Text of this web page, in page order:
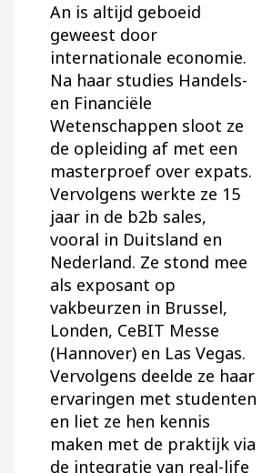
An is altijd geboeid
geweest door
internationale economie.
Na haar studies Handels-
en Financiële
Wetenschappen sloot ze
de opleiding af met een
masterproef over expats.
Vervolgens werkte ze 15
jaar in de b2b sales,
vooral in Duitsland en
Nederland. Ze stond mee
als exposant op
vakbeurzen in Brussel,
Londen, CeBIT Messe
(Hannover) en Las Vegas.
Vervolgens deelde ze haar
ervaringen met studenten
en liet ze hen kennis
maken met de praktijk via
de integratie van real-life